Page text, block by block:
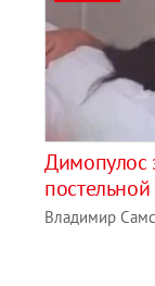
Димопулос
Владимир